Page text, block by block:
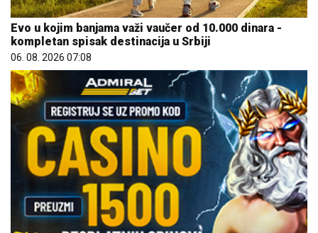
Evo u kojim banjama važi vaučer od 10.000 dinara -
kompletan spisak destinacija u Srbiji
06. 08. 2026 07:08